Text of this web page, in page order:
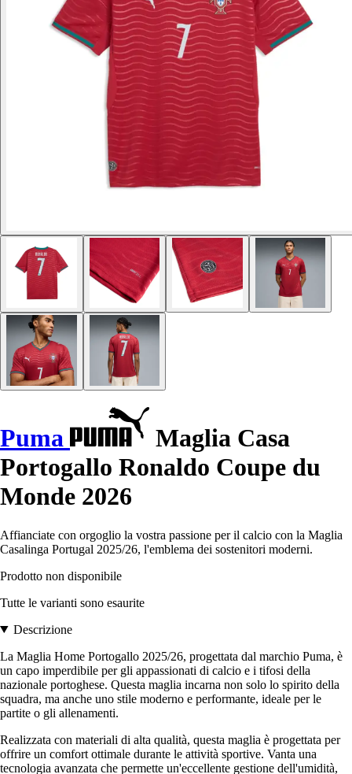
Puma
Maglia Casa
Portogallo Ronaldo Coupe du
Monde 2026
Affianciate con orgoglio la vostra passione per il calcio con la Maglia
Casalinga Portugal 2025/26, l'emblema dei sostenitori moderni.
Prodotto non disponibile
Tutte le varianti sono esaurite
Descrizione
La Maglia Home Portogallo 2025/26, progettata dal marchio Puma, è
un capo imperdibile per gli appassionati di calcio e i tifosi della
nazionale portoghese. Questa maglia incarna non solo lo spirito della
squadra, ma anche uno stile moderno e performante, ideale per le
partite o gli allenamenti.
Realizzata con materiali di alta qualità, questa maglia è progettata per
offrire un comfort ottimale durante le attività sportive. Vanta una
tecnologia avanzata che permette un'eccellente gestione dell'umidità,